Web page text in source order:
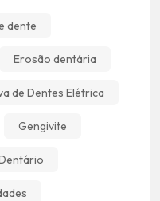
dente
Erosão dentária
de Dentes Elétrica
Gengivite